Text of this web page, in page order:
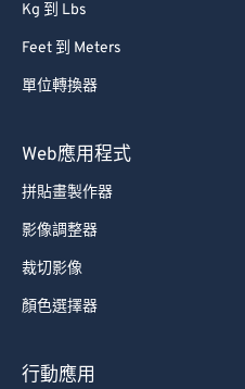
Kg 到 Lbs
Feet 到 Meters
單位轉換器
Web應用程式
拼貼畫製作器
影像調整器
裁切影像
顏色選擇器
行動應用